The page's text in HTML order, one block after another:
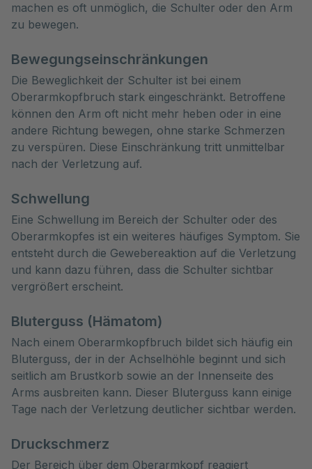
machen es oft unmöglich, die Schulter oder den Arm
zu bewegen.
Bewegungseinschränkungen
Die Beweglichkeit der Schulter ist bei einem
Oberarmkopfbruch stark eingeschränkt. Betroffene
können den Arm oft nicht mehr heben oder in eine
andere Richtung bewegen, ohne starke Schmerzen
zu verspüren. Diese Einschränkung tritt unmittelbar
nach der Verletzung auf.
Schwellung
Eine Schwellung im Bereich der Schulter oder des
Oberarmkopfes ist ein weiteres häufiges Symptom. Sie
entsteht durch die Gewebereaktion auf die Verletzung
und kann dazu führen, dass die Schulter sichtbar
vergrößert erscheint.
Bluterguss (Hämatom)
Nach einem Oberarmkopfbruch bildet sich häufig ein
Bluterguss, der in der Achselhöhle beginnt und sich
seitlich am Brustkorb sowie an der Innenseite des
Arms ausbreiten kann. Dieser Bluterguss kann einige
Tage nach der Verletzung deutlicher sichtbar werden.
Druckschmerz
Der Bereich über dem Oberarmkopf reagiert